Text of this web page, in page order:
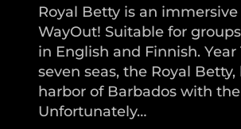
Royal Betty is an
WayOut! Suitable for
in English and Finnish.
seven seas, the Royal
harbor of Barbados with
Unfortunately…